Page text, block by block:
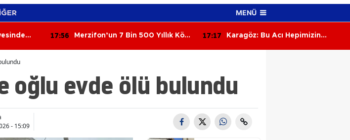
Ağrı
Amasya
Antalya
Aydın
MENÜ
17:56
Merzifon’un 7 Bin 500 Yıllık Köyü
17:17
Karagöz: Bu Acı Hepimizin
oğlu evde ölü bulundu
- 15:09